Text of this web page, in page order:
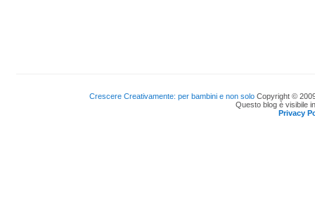
Crescere Creativamente: per bambini e non solo Copyright ©
Questo blog è visibile
Privacy